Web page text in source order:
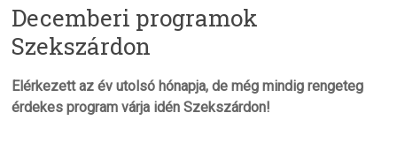
Decemberi programok
Szekszárdon
Elérkezett az év utolsó hónapja, de még mindig rengeteg
érdekes program várja idén Szekszárdon!